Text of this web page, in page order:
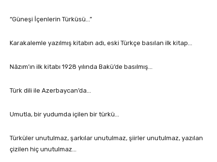
“Güneşi İçenlerin Türküsü…”
Karakalemle yazılmış kitabın adı, eski Türkçe basılan ilk kitap…
Nâzım’ın ilk kitabı 1928 yılında Bakü’de basılmış…
Türk dili ile Azerbaycan’da…
Umutla, bir yudumda içilen bir türkü…
Türküler unutulmaz, şarkılar unutulmaz, şiirler unutulmaz, yazılan
çizilen hiç unutulmaz…